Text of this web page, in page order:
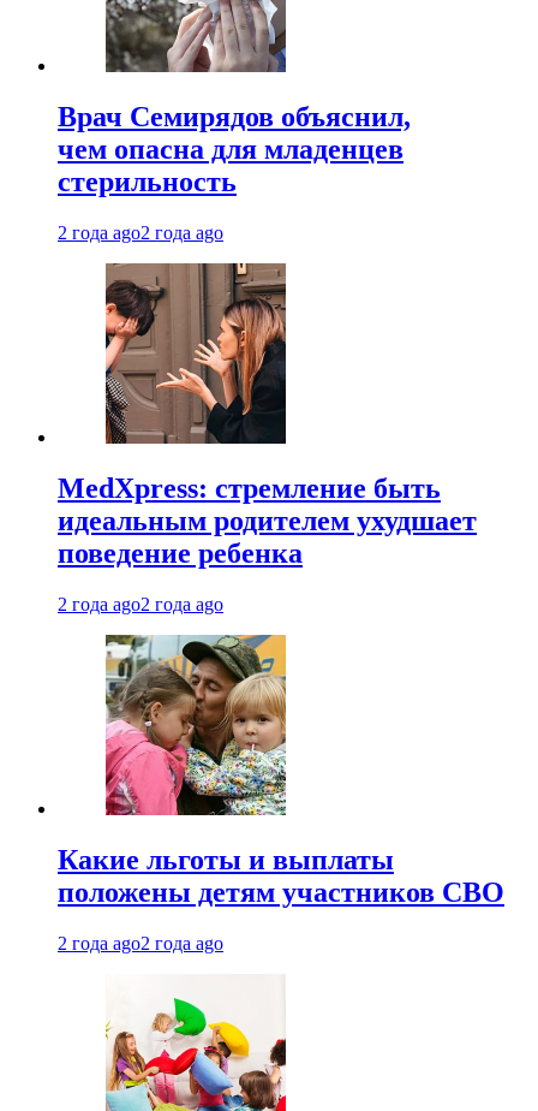
Врач Семирядов объяснил,
чем опасна для младенцев
стерильность
2 года ago2 года ago
MedXpress: стремление быть
идеальным родителем ухудшает
поведение ребенка
2 года ago2 года ago
Какие льготы и выплаты
положены детям участников СВО
2 года ago2 года ago